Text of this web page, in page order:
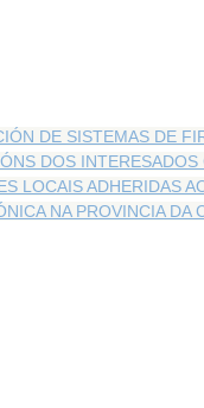
DE SISTEMAS DE
DOS INTERESADOS
LOCAIS ADHERIDAS
NA PROVINCIA DA